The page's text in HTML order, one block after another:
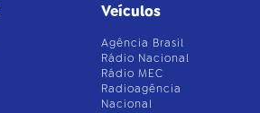
Veículos
Agência Brasil
Rádio Nacional
Rádio MEC
Radioagência
Nacional